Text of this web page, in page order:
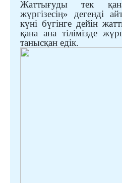
Жаттығуды тек
жүргізесің» дегенді
күні бүгінге дейін
қана ана тілімізде
танысқан едік.